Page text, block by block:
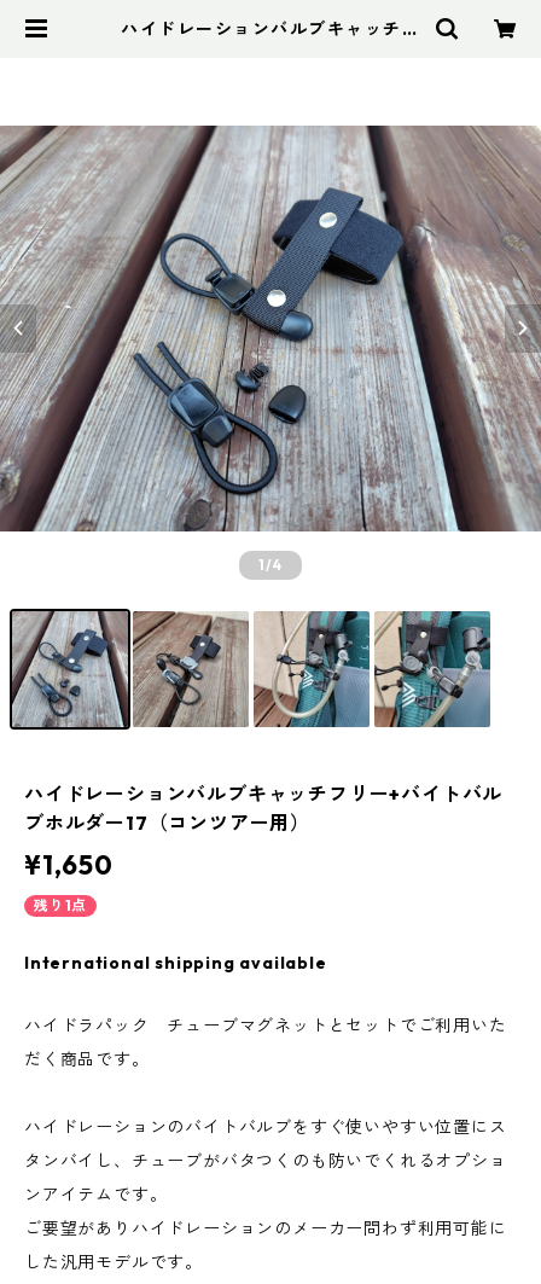
ハイドレーションバルブキャッチフ
1/4
ハイドレーションバルブキャッチフリー+バイトバル
ブホルダー17（コンツアー用）
¥1,650
残り1点
International shipping available
ハイドラパック チューブマグネットとセットでご利用いた
だく商品です。
ハイドレーションのバイトバルブをすぐ使いやすい位置にス
タンバイし、チューブがバタつくのも防いでくれるオプショ
ンアイテムです。
ご要望がありハイドレーションのメーカー問わず利用可能に
した汎用モデルです。